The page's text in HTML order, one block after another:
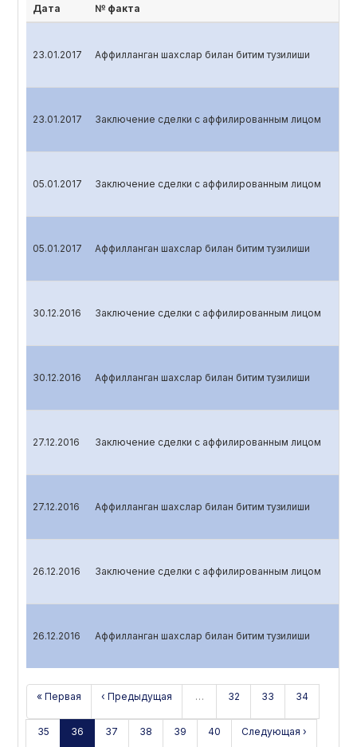
Дата № факта
23.01.2017 Аффилланган шахслар билан битим тузилиши
23.01.2017 Заключение сделки с аффилированным лицом
05.01.2017 Заключение сделки с аффилированным лицом
05.01.2017 Аффилланган шахслар билан битим тузилиши
30.12.2016 Заключение сделки с аффилированным лицом
30.12.2016 Аффилланган шахслар билан битим тузилиши
27.12.2016 Заключение сделки с аффилированным лицом
27.12.2016 Аффилланган шахслар билан битим тузилиши
26.12.2016 Заключение сделки с аффилированным лицом
26.12.2016 Аффилланган шахслар билан битим тузилиши
« Первая ‹ Предыдущая … 32 33 34
35 36 37 38 39 40 Следующая ›